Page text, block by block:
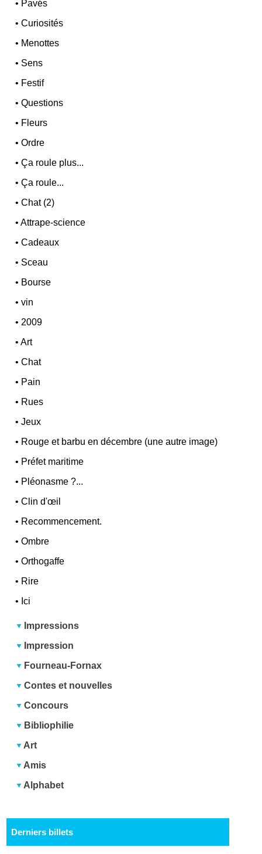
• Pavés
•Curiosités
• Menottes
• Sens
• Festif
•Questions
• Fleurs
•Ordre
•Ça roule plus...
•Ça roule...
•Chat (2)
•Attrape-science
•Cadeaux
• Sceau
• Bourse
•vin
• 2009
•Art
•Chat
• Pain
• Rues
•Jeux
• Rouge et barbu en décembre (une autre image)
• Préfet maritime
• Pléonasme ?...
•Clin d'œil
• Recommencement.
•Ombre
•Orthogaffe
• Rire
• Ici
Impressions
Impression
Fourneau-Fornax
Contes et nouvelles
Concours
Bibliophilie
Art
Amis
Alphabet
Derniers billets